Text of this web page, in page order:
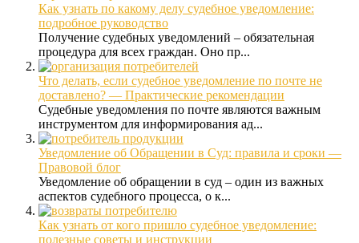
Как узнать по какому делу судебное уведомление:
подробное руководство
Получение судебных уведомлений – обязательная
процедура для всех граждан. Оно пр...
Что делать, если судебное уведомление по почте не
доставлено? — Практические рекомендации
Судебные уведомления по почте являются важным
инструментом для информирования ад...
Уведомление об Обращении в Суд: правила и сроки —
Правовой блог
Уведомление об обращении в суд – один из важных
аспектов судебного процесса, о к...
Как узнать от кого пришло судебное уведомление:
полезные советы и инструкции